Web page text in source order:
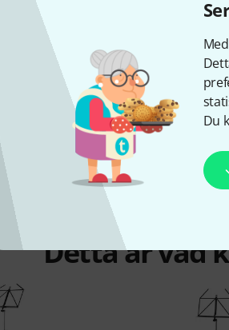
Du
och
Detta är vad